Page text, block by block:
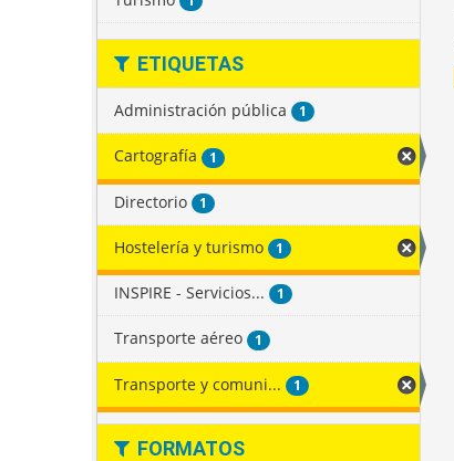
ETIQUETAS
Administración pública 1
Cartografía 1
Directorio 1
Hostelería y turismo 1
INSPIRE - Servicios... 1
Transporte aéreo 1
Transporte y comuni... 1
FORMATOS